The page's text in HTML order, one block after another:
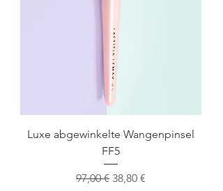
Luxe abgewinkelte Wangenpinsel
FF5
Standardpreis
97,00 € Sale-Preis
38,80 €